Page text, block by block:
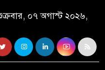
০৭ অগাস্ট ২০২৬,